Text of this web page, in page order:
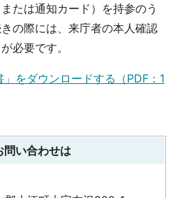
たは通知カード）を持参のう
の際には、来庁者の本人確認
必要です。
」をダウンロードする（PDF：1
問い合わせは